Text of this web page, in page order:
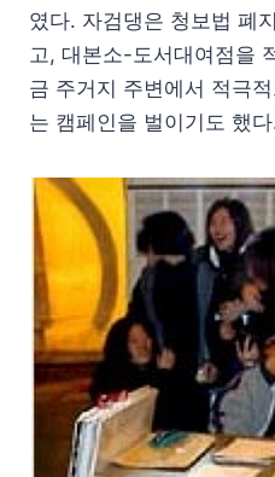
였다. 자검댕은 청보법 폐
고, 대본소-도서대여점을
금 주거지 주변에서 적극
는 캠페인을 벌이기도 했